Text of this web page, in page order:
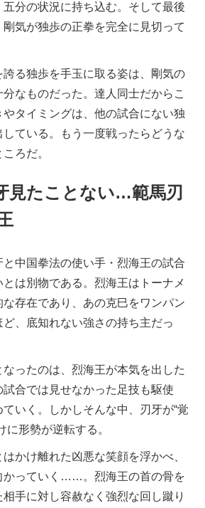
分の状況に持ち込む。そして最後
気が独歩の正拳を完全に見切って
る独歩を手玉に取る姿は、剛気の
なものだった。達人同士だからこ
タイミングは、他の試合にない独
ている。もう一度戦ったらどうな
ろだ。
見たことない…範馬刃
中国拳法の使い手・烈海王の試合
は別物である。烈海王はトーナメ
存在であり、あの克巳をワンパン
、底知れない強さの持ち主だっ
ったのは、烈海王が本気を出した
合では見せなかった足技も駆使
いく。しかしそんな中、刃牙が“覚
に形勢が逆転する。
かけ離れた凶悪な笑顔を浮かべ、
かっていく……。烈海王の首の骨を
手に対し容赦なく強烈な回し蹴り